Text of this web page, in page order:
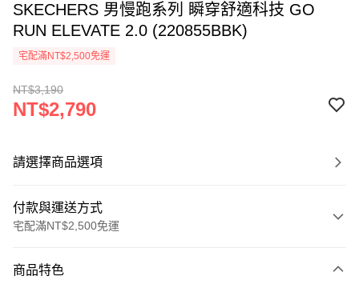
SKECHERS 男慢跑系列 瞬穿舒適科技 GO
RUN ELEVATE 2.0 (220855BBK)
宅配滿NT$2,500免運
NT$3,190
NT$2,790
請選擇商品選項
付款與運送方式
宅配滿NT$2,500免運
信用卡一次付款
商品特色